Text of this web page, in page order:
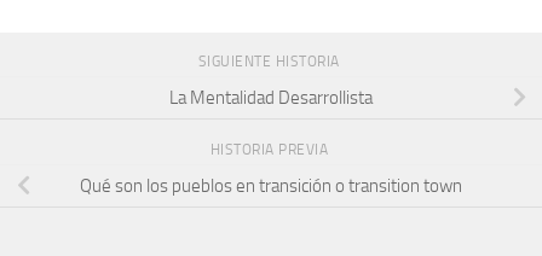
SIGUIENTE HISTORIA
La Mentalidad Desarrollista
HISTORIA PREVIA
Qué son los pueblos en transición o transition town